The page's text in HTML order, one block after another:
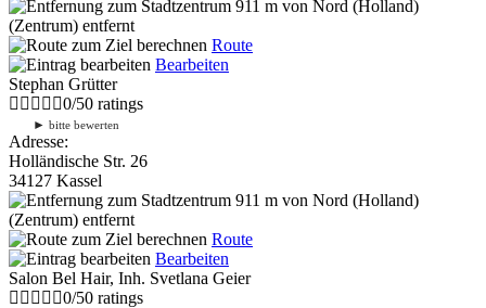
911 m von Nord (Holland)
(Zentrum) entfernt
Route
Bearbeiten
Stephan Grütter
0/50 ratings
► bitte bewerten
Adresse:
Holländische Str. 26
34127 Kassel
911 m von Nord (Holland)
(Zentrum) entfernt
Route
Bearbeiten
Salon Bel Hair, Inh. Svetlana Geier
0/50 ratings